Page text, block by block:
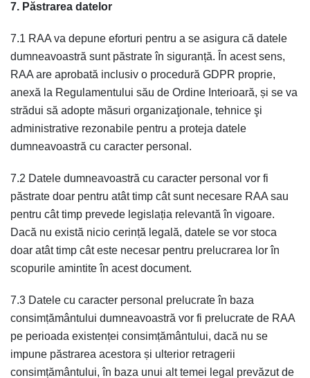
7. Păstrarea datelor
7.1 RAA va depune eforturi pentru a se asigura că datele
dumneavoastră sunt păstrate în siguranță. În acest sens,
RAA are aprobată inclusiv o procedură GDPR proprie,
anexă la Regulamentului său de Ordine Interioară, și se va
strădui să adopte măsuri organizaţionale, tehnice şi
administrative rezonabile pentru a proteja datele
dumneavoastră cu caracter personal.
7.2 Datele dumneavoastră cu caracter personal vor fi
păstrate doar pentru atât timp cât sunt necesare RAA sau
pentru cât timp prevede legislația relevantă în vigoare.
Dacă nu există nicio cerință legală, datele se vor stoca
doar atât timp cât este necesar pentru prelucrarea lor în
scopurile amintite în acest document.
7.3 Datele cu caracter personal prelucrate în baza
consimțământului dumneavoastră vor fi prelucrate de RAA
pe perioada existenței consimțământului, dacă nu se
impune păstrarea acestora și ulterior retragerii
consimțământului, în baza unui alt temei legal prevăzut de